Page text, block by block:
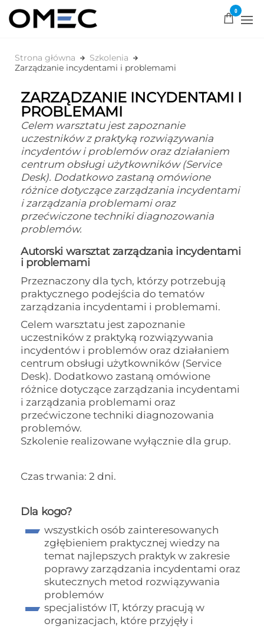
0
Strona główna
Szkolenia
Zarządzanie incydentami i problemami
ZARZĄDZANIE INCYDENTAMI I
PROBLEMAMI
Celem warsztatu jest zapoznanie
uczestników z praktyką rozwiązywania
incydentów i problemów oraz działaniem
centrum obsługi użytkowników (Service
Desk). Dodatkowo zastaną omówione
różnice dotyczące zarządzania incydentami
i zarządzania problemami oraz
przećwiczone techniki diagnozowania
problemów.
Autorski warsztat zarządzania incydentami
i problemami
Przeznaczony dla tych, którzy potrzebują
praktycznego podejścia do tematów
zarządzania incydentami i problemami.
Celem warsztatu jest zapoznanie
uczestników z praktyką rozwiązywania
incydentów i problemów oraz działaniem
centrum obsługi użytkowników (Service
Desk). Dodatkowo zastaną omówione
różnice dotyczące zarządzania incydentami
i zarządzania problemami oraz
przećwiczone techniki diagnozowania
problemów.
Szkolenie realizowane wyłącznie dla grup.
Czas trwania: 2 dni.
Dla kogo?
wszystkich osób zainteresowanych
zgłębieniem praktycznej wiedzy na
temat najlepszych praktyk w zakresie
poprawy zarządzania incydentami oraz
skutecznych metod rozwiązywania
problemów
specjalistów IT, którzy pracują w
organizacjach, które przyjęły i